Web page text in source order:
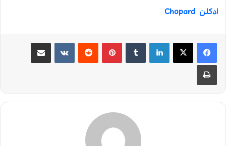
ادکلن Chopard
لینکدین ‫تامبلر ‫پین‌ترست‫رددیت ‫VKontakteاشتراک گذاری از طریق ایمیل
چاپ